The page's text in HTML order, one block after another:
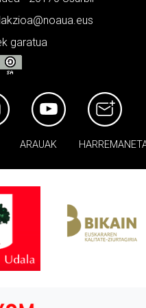
garatua
ARAUAK